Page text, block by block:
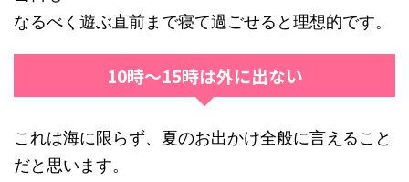
なるべく遊ぶ直前まで寝て過ごせると理想的です。
10時～15時は外に出ない
これは海に限らず、夏のお出かけ全般に言えること
だと思います。